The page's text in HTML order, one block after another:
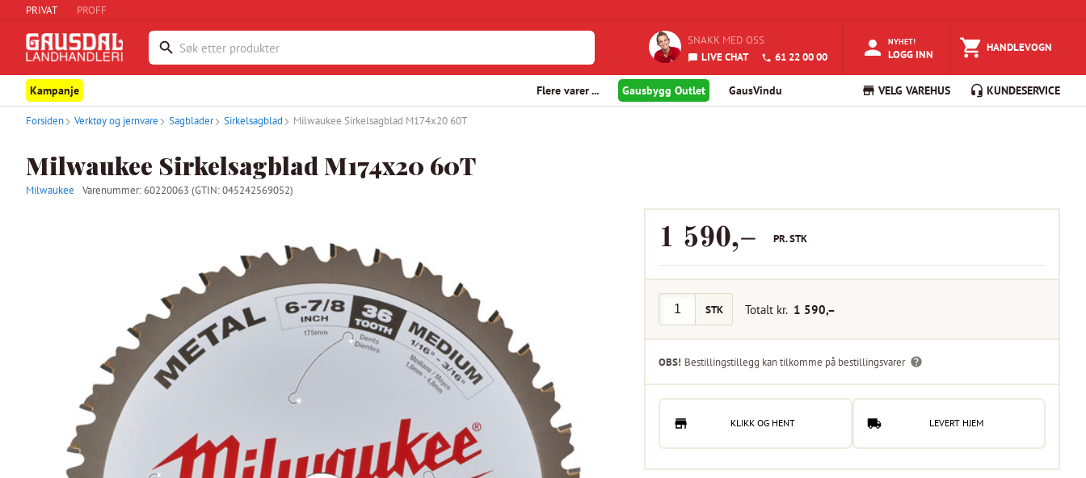
PRIVAT PROFF
SNAKK MED OSS
LIVE CHAT
61 22 00 00
NYHET!
LOGG INN HANDLEVOGN
Kampanje Flere varer ... Gausbygg Outlet GausVindu VELG VAREHUS KUNDESERVICE
Forsiden Verktøy og jernvare Sagblader Sirkelsagblad Milwaukee Sirkelsagblad M174x20 60T
Milwaukee Sirkelsagblad M174x20 60T
Milwaukee Varenummer:60220063 (GTIN: 045242569052)
1 590,– PR.STK
STK Totalt kr. 1 590,–
OBS! Bestillingstillegg kan tilkomme på bestillingsvarer
KLIKK OG HENT LEVERT HJEM